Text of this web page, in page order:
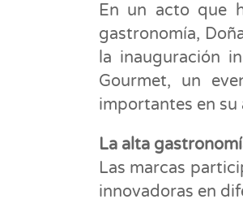
En un acto que
gastronomía,
la inauguración
Gourmet, un
importantes en
La alta
Las marcas
innovadoras en